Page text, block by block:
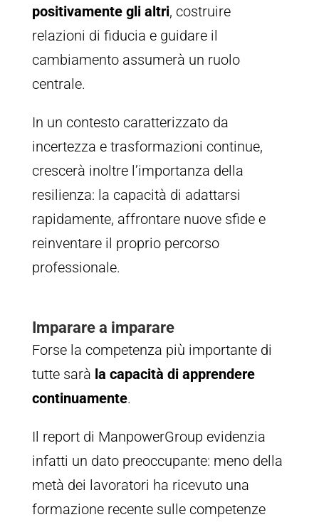
positivamente gli altri, costruire
relazioni di fiducia e guidare il
cambiamento assumerà un ruolo
centrale.
In un contesto caratterizzato da
incertezza e trasformazioni continue,
crescerà inoltre l’importanza della
resilienza: la capacità di adattarsi
rapidamente, affrontare nuove sfide e
reinventare il proprio percorso
professionale.
Imparare a imparare
Forse la competenza più importante di
tutte sarà la capacità di apprendere
continuamente.
Il report di ManpowerGroup evidenzia
infatti un dato preoccupante: meno della
metà dei lavoratori ha ricevuto una
formazione recente sulle competenze